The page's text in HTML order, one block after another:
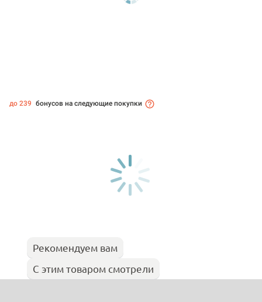
до 239 бонусов на следующие покупки
Рекомендуем вам
С этим товаром смотрели